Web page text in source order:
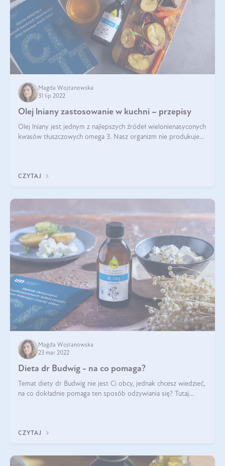
Magda Wojtanowska
31 lip 2022
Olej lniany zastosowanie w kuchni – przepisy
Olej lniany jest jednym z najlepszych źródeł wielonienasyconych
kwasów tłuszczowych omega 3. Nasz organizm nie produkuje
CZYTAJ
Magda Wojtanowska
23 mar 2022
Dieta dr Budwig - na co pomaga?
Temat diety dr Budwig nie jest Ci obcy, jednak chcesz wiedzieć,
na co dokładnie pomaga ten sposób odżywiania się? Tutaj
CZYTAJ